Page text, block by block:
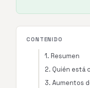
CONTENIDO
1. Resumen
2. Quién está
3. Aumentos